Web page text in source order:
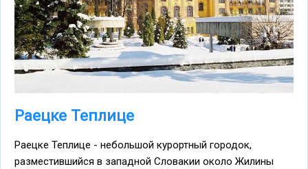
Раецке Теплице
Раецке Теплице - небольшой курортный городок,
разместившийся в западной Словакии около Жилины